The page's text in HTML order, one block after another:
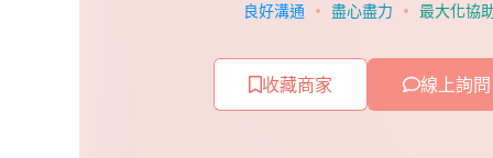
良好溝通 盡心盡力 最大化協
收藏商家 線上詢問